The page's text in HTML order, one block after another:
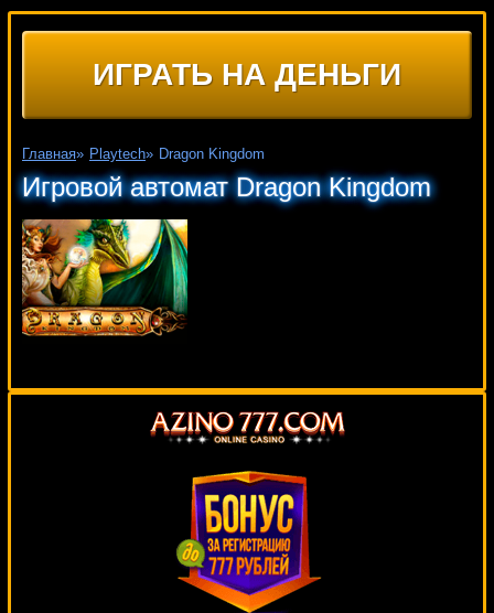
ИГРАТЬ НА ДЕНЬГИ
Главная» Playtech» Dragon Kingdom
Игровой автомат Dragon Kingdom